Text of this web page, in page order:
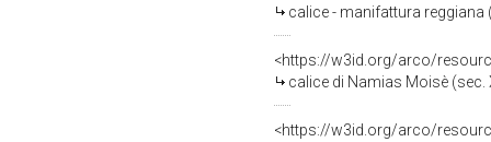
calice - manifattura reggiana
<https://w3id.org/arco/
calice di Namias Moisè (sec.
<https://w3id.org/arco/